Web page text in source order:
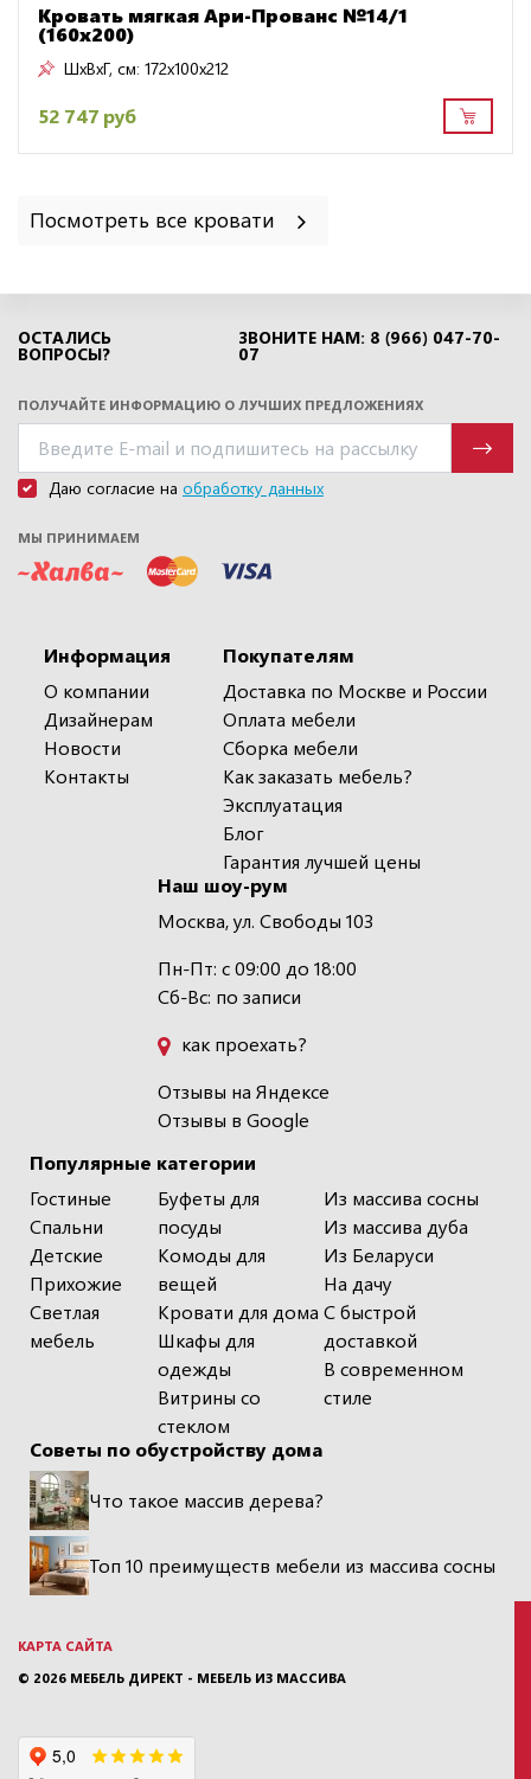
Кровать мягкая Ари-Прованс №14/1
(160х200)
ШxВxГ, см: 172x100x212
52 747 руб
Посмотреть все кровати
ОСТАЛИСЬ
ВОПРОСЫ?
ЗВОНИТЕ НАМ: 8 (966) 047-70-
07
ПОЛУЧАЙТЕ ИНФОРМАЦИЮ О ЛУЧШИХ ПРЕДЛОЖЕНИЯХ
Даю согласие на обработку данных
МЫ ПРИНИМАЕМ
Информация
О компании
Дизайнерам
Новости
Контакты
Популярные категории
Гостиные
Спальни
Детские
Прихожие
Светлая
мебель
Буфеты для
посуды
Комоды для
вещей
Кровати для дома
Шкафы для
одежды
Витрины со
стеклом
Из массива сосны
Из массива дуба
Из Беларуси
На дачу
С быстрой
доставкой
В современном
стиле
Покупателям
Доставка по Москве и России
Оплата мебели
Сборка мебели
Как заказать мебель?
Эксплуатация
Блог
Гарантия лучшей цены
Наш шоу-рум
Москва, ул. Свободы 103
Пн-Пт: с 09:00 до 18:00
Сб-Вс: по записи
как проехать?
Отзывы на Яндексе
Отзывы в Google
Советы по обустройству дома
Что такое массив дерева?
Топ 10 преимуществ мебели из массива сосны
КАРТА САЙТА
© 2026 МЕБЕЛЬ ДИРЕКТ - МЕБЕЛЬ ИЗ МАССИВА